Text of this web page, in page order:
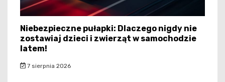
Niebezpieczne pułapki: Dlaczego nigdy nie
zostawiaj dzieci i zwierząt w samochodzie
latem!
7 sierpnia 2026